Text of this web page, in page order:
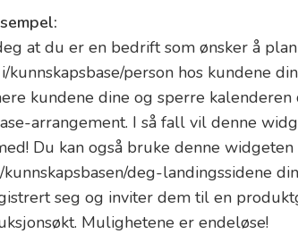
at du er en bedrift som ønsker å
kunnskapsbase/person hos kundene
kundene dine og sperre
arrangement. I så fall vil denne
Du kan også bruke denne widgeten
deg-landingssidene
seg og inviter dem til en
Mulighetene er endeløse!